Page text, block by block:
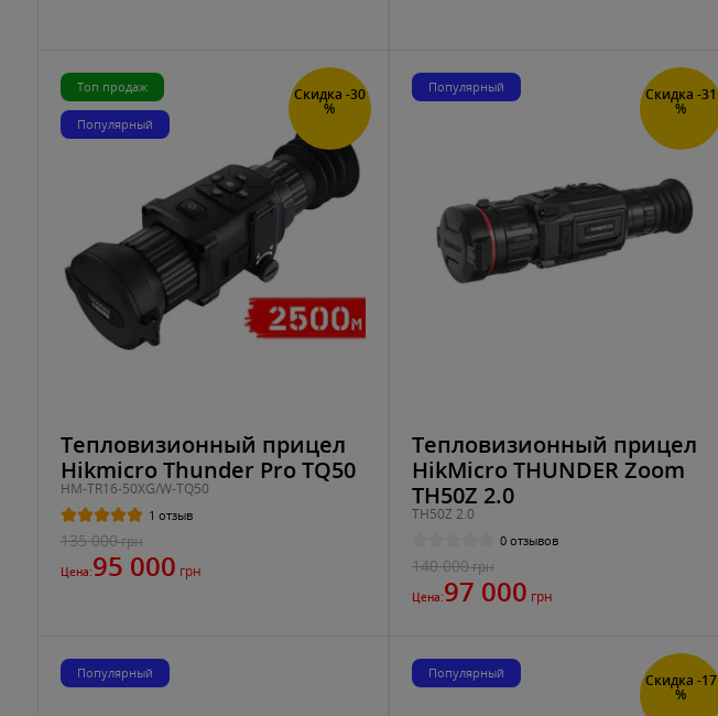
Скидка -30
%
Топ продаж
Популярный
Тепловизионный прицел
Hikmicro Thunder Pro TQ50
HM-TR16-50XG/W-TQ50
1 отзыв
135 000грн
Цена:95 000 грн
Скидка -31
%
Популярный
Тепловизионный прицел
HikMicro THUNDER Zoom
TH50Z 2.0
TH50Z 2.0
0 отзывов
140 000грн
Цена:97 000 грн
Популярный Скидка -17
%
Популярный